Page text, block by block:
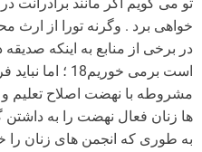
در برخی از منابع به اینکه
است برمی
مشروطه با نهضت اصلاح تعلیم
ها زنان فعال نهضت را به
به طوری که انجمن های زنان را